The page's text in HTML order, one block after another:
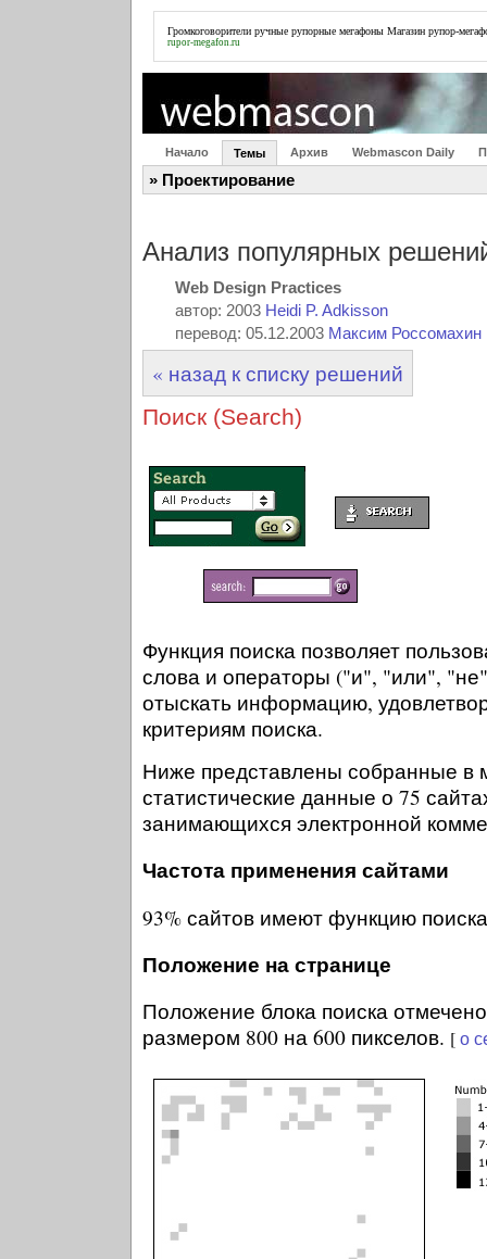
Громкоговорители ручные рупорные мегафоны Магазин рупор-
rupor-megafon.ru
Начало Темы Архив Webmascon Daily
» Проектирование
Анализ популярных
Web Design Practices
автор: 2003 Heidi P. Adkisson
перевод: 05.12.2003 Максим Россомахин
« назад к списку решений
Поиск (Search)
Функция поиска позволяет
слова и операторы ("и", "или",
отыскать информацию,
критериям поиска.
Ниже представлены собранные в
статистические данные о 75
занимающихся электронной
Частота применения сайтами
93% сайтов имеют функцию
Положение на странице
Положение блока поиска
размером 800 на 600 пикселов. [о